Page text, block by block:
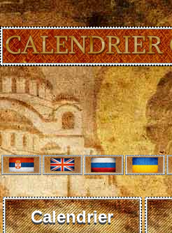
Calendrier